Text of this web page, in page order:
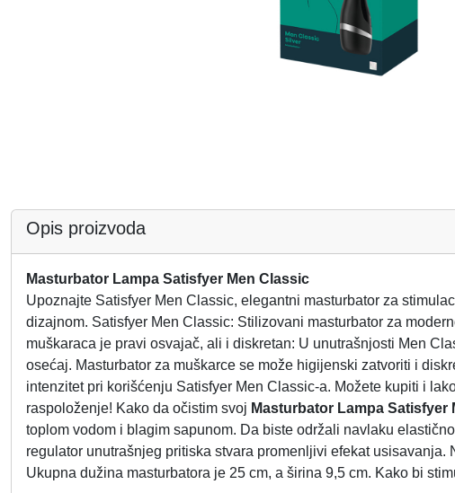
Opis proizvoda
Masturbator Lampa Satisfyer Men Classic
Upoznajte Satisfyer Men Classic, elegantni masturbator za
dizajnom. Satisfyer Men Classic: Stilizovani masturbator za
muškaraca je pravi osvajač, ali i diskretan: U unutrašnjosti Men
osećaj. Masturbator za muškarce se može higijenski zatvoriti i
intenzitet pri korišćenju Satisfyer Men Classic-a. Možete kupiti i
raspoloženje! Kako da očistim svoj Masturbator Lampa Satisfyer
toplom vodom i blagim sapunom. Da biste održali navlaku
regulator unutrašnjeg pritiska stvara promenljivi efekat
Ukupna dužina masturbatora je 25 cm, a širina 9,5 cm. Kako bi